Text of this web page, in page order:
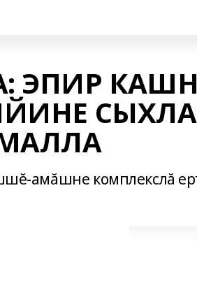
ЭПИР
амăшне комплекслă